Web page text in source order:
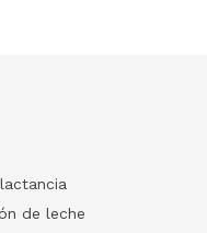
de leche